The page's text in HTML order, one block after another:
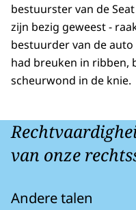
bestuurster van de
zijn bezig geweest -
bestuurder van de
had breuken in ribben,
scheurwond in de knie.
van onze
Andere talen